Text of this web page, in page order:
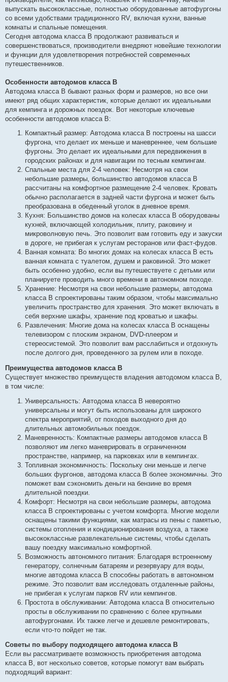
выпускать высококлассные, полностью оборудованные автофургоны
со всеми удобствами традиционного RV, включая кухни, ванные
комнаты и спальные помещения.
Сегодня автодома класса B продолжают развиваться и
совершенствоваться, производители внедряют новейшие технологии
и функции для удовлетворения потребностей современных
путешественников.
Особенности автодомов класса B
Автодома класса B бывают разных форм и размеров, но все они
имеют ряд общих характеристик, которые делают их идеальными
для кемпинга и дорожных поездок. Вот некоторые ключевые
особенности автодомов класса B:
Компактный размер: Автодома класса B построены на шасси
фургона, что делает их меньше и маневреннее, чем большие
фургоны. Это делает их идеальными для передвижения в
городских районах и для навигации по тесным кемпингам.
Спальные места для 2-4 человек: Несмотря на свои
небольшие размеры, большинство автодомов класса B
рассчитаны на комфортное размещение 2-4 человек. Кровать
обычно располагается в задней части фургона и может быть
преобразована в обеденный уголок в дневное время.
Кухня: Большинство домов на колесах класса B оборудованы
кухней, включающей холодильник, плиту, раковину и
микроволновую печь. Это позволит вам готовить еду и закуски
в дороге, не прибегая к услугам ресторанов или фаст-фудов.
Ванная комната: Во многих домах на колесах класса B есть
ванная комната с туалетом, душем и раковиной. Это может
быть особенно удобно, если вы путешествуете с детьми или
планируете проводить много времени в автономном походе.
Хранение: Несмотря на свои небольшие размеры, автодома
класса B спроектированы таким образом, чтобы максимально
увеличить пространство для хранения. Это может включать в
себя верхние шкафы, хранение под кроватью и шкафы.
Развлечения: Многие дома на колесах класса B оснащены
телевизором с плоским экраном, DVD-плеером и
стереосистемой. Это позволит вам расслабиться и отдохнуть
после долгого дня, проведенного за рулем или в походе.
Преимущества автодомов класса B
Существует множество преимуществ владения автодомом класса B,
в том числе:
Универсальность: Автодома класса B невероятно
универсальны и могут быть использованы для широкого
спектра мероприятий, от походов выходного дня до
длительных автомобильных поездок.
Маневренность: Компактные размеры автодомов класса B
позволяют им легко маневрировать в ограниченном
пространстве, например, на парковках или в кемпингах.
Топливная экономичность: Поскольку они меньше и легче
больших фургонов, автодома класса B более экономичны. Это
поможет вам сэкономить деньги на бензине во время
длительной поездки.
Комфорт: Несмотря на свои небольшие размеры, автодома
класса B спроектированы с учетом комфорта. Многие модели
оснащены такими функциями, как матрасы из пены с памятью,
системы отопления и кондиционирования воздуха, а также
высококлассные развлекательные системы, чтобы сделать
вашу поездку максимально комфортной.
Возможность автономного питания: Благодаря встроенному
генератору, солнечным батареям и резервуару для воды,
многие автодома класса B способны работать в автономном
режиме. Это позволит вам исследовать отдаленные районы,
не прибегая к услугам парков RV или кемпингов.
Простота в обслуживании: Автодома класса B относительно
просты в обслуживании по сравнению с более крупными
автофургонами. Их также легче и дешевле ремонтировать,
если что-то пойдет не так.
Советы по выбору подходящего автодома класса B
Если вы рассматриваете возможность приобретения автодома
класса B, вот несколько советов, которые помогут вам выбрать
подходящий вариант: